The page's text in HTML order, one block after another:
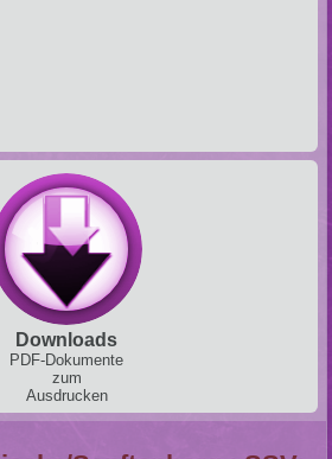
Downloads
PDF-Dokumente
zum
Ausdrucken